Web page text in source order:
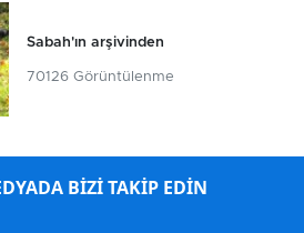
Sabah'ın arşivinden
70126 Görüntülenme
BİZİ TAKİP EDİN